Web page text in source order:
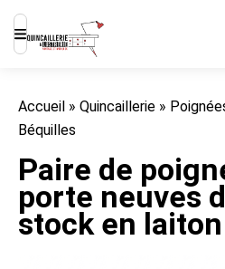
Accueil » Quincaillerie »
Béquilles
Paire de
porte neuves
stock en